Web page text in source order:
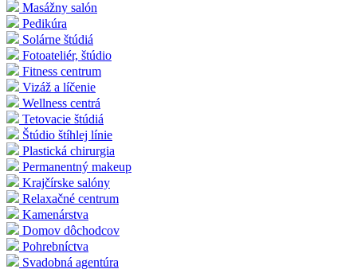
Masážny salón
Pedikúra
Solárne štúdiá
Fotoateliér, štúdio
Fitness centrum
Vizáž a líčenie
Wellness centrá
Tetovacie štúdiá
Štúdio štíhlej línie
Plastická chirurgia
Permanentný makeup
Krajčírske salóny
Relaxačné centrum
Kamenárstva
Domov dôchodcov
Pohrebníctva
Svadobná agentúra